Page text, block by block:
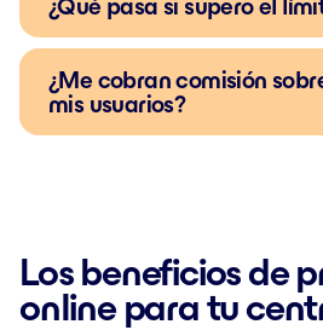
¿Qué pasa si supero el
¿Me cobran comisión
mis usuarios?
Los beneficios de
online para tu